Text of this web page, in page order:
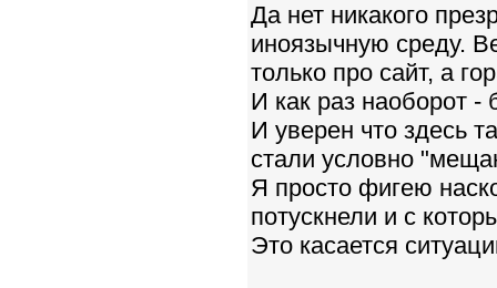
Да нет никакого
иноязычную среду.
только про сайт, а
И как раз наоборот -
И уверен что здесь
стали условно
Я просто фигею
потускнели и с
Это касается